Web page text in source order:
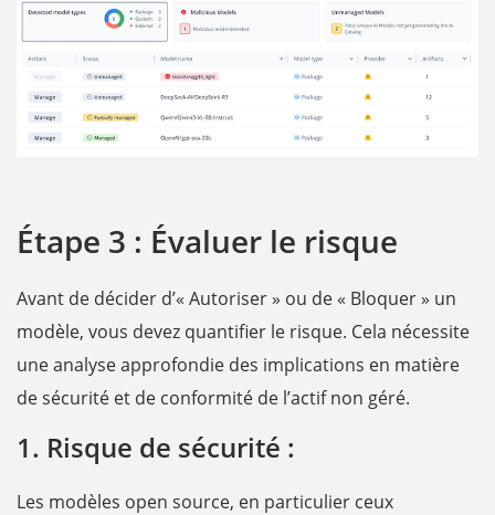
Étape 3 : Évaluer le risque
Avant de décider d’« Autoriser » ou de « Bloquer » un
modèle, vous devez quantifier le risque. Cela nécessite
une analyse approfondie des implications en matière
de sécurité et de conformité de l’actif non géré.
1. Risque de sécurité :
Les modèles open source, en particulier ceux